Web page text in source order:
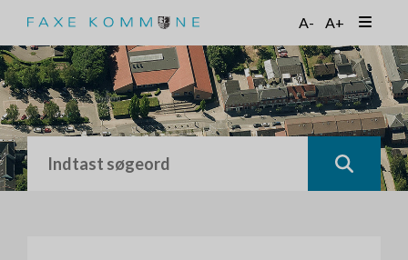
t
i
l
h
o
v
e
d
A- A+